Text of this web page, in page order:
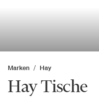
Marken Hay
Hay Tische